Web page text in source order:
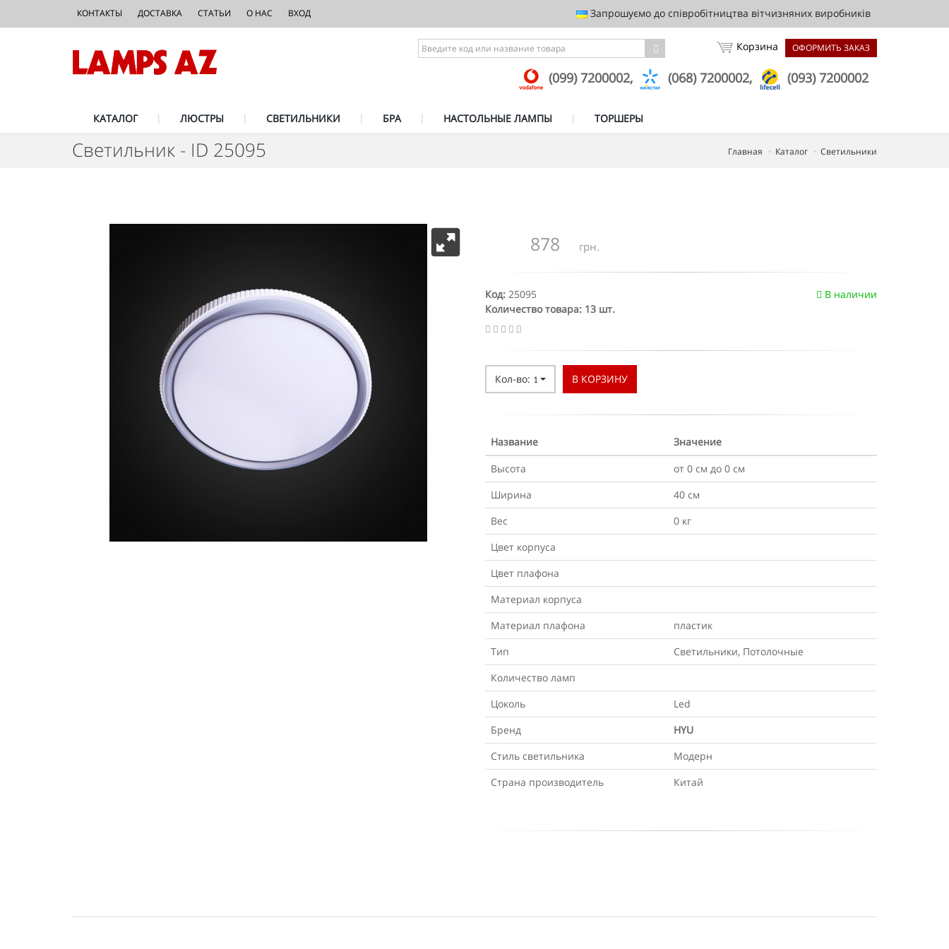
Запрошуємо до співробітництва вітчизняних виробників
КОНТАКТЫ ДОСТАВКА СТАТЬИ О НАС ВХОД
ОФОРМИТЬ ЗАКАЗ
Корзина
(099) 7200002, (068) 7200002, (093) 7200002
КАТАЛОГ ЛЮСТРЫ СВЕТИЛЬНИКИ БРА НАСТОЛЬНЫЕ ЛАМПЫ ТОРШЕРЫ
Светильник - ID 25095 Главная Каталог Светильники
878 грн.
В наличии
Код: 25095
Количество товара: 13 шт.
Кол-во: 1 В КОРЗИНУ
Название
Значение
Высота
от 0 см до 0 см
Ширина
40 см
Вес
0 кг
Цвет корпуса
Цвет плафона
Материал корпуса
Материал плафона
пластик
Тип
Светильники, Потолочные
Количество ламп
Цоколь
Led
Бренд
HYU
Стиль светильника
Модерн
Страна производитель
Китай